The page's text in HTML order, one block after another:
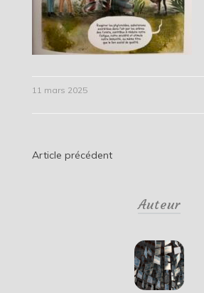
11 mars 2025
Navigation
Article précédent
Auteur